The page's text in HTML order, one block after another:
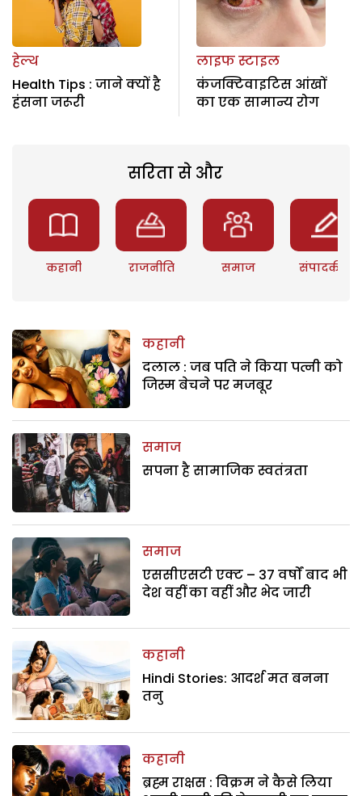
हेल्थ
Health Tips : जाने क्यों है
हंसना जरूरी
लाइफ स्टाइल
कंजक्टिवाइटिस आंखों
का एक सामान्य रोग
सरिता से और
कहानी राजनीति समाज संपादकीय
कहानी
दलाल : जब पति ने किया पत्नी को
जिस्म बेचने पर मजबूर
समाज
सपना है सामाजिक स्वतंत्रता
समाज
एससीएसटी एक्ट – 37 वर्षों बाद भी
देश वहीं का वहीं और भेद जारी
कहानी
Hindi Stories: आदर्श मत बनना
तनु
कहानी
ब्रह्म राक्षस : विक्रम ने कैसे लिया